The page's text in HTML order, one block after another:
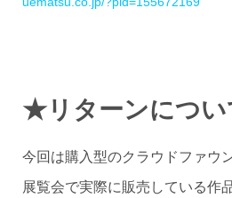
★リターンについ
今回は購入型のクラウドファウ
展覧会で実際に販売している作